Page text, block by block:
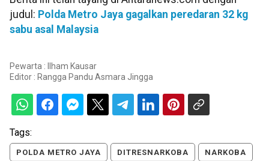
judul: Polda Metro Jaya gagalkan peredaran 32 kg
sabu asal Malaysia
Pewarta : Ilham Kausar
Editor : Rangga Pandu Asmara Jingga
Tags:
POLDA METRO JAYA DITRESNARKOBA NARKOBA